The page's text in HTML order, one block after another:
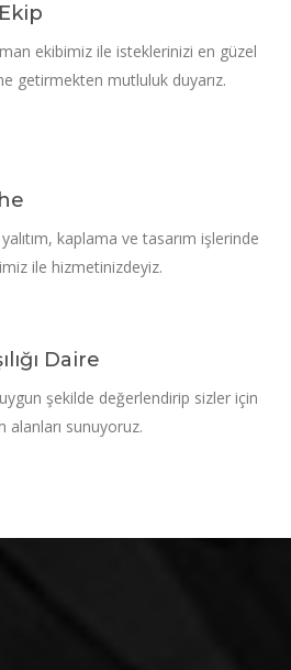
ekibimiz ile isteklerinizi en güzel
getirmekten mutluluk duyarız.
yalıtım, kaplama ve tasarım işlerinde
ile hizmetinizdeyiz.
Daire
uygun şekilde değerlendirip sizler için
alanları sunuyoruz.